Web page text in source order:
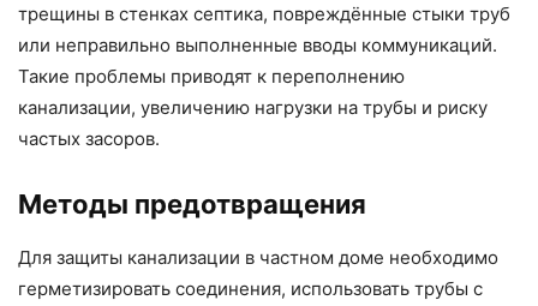
трещины в стенках септика, повреждённые стыки труб
или неправильно выполненные вводы коммуникаций.
Такие проблемы приводят к переполнению
канализации, увеличению нагрузки на трубы и риску
частых засоров.
Методы предотвращения
Для защиты канализации в частном доме необходимо
герметизировать соединения, использовать трубы с